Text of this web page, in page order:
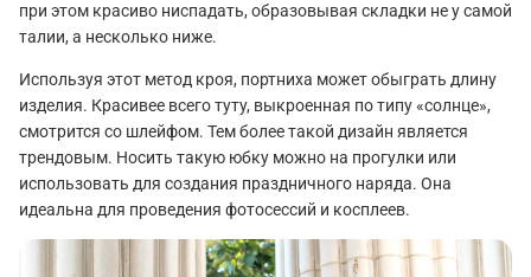
при этом красиво ниспадать, образовывая складки не у самой
талии, а несколько ниже.
Используя этот метод кроя, портниха может обыграть длину
изделия. Красивее всего туту, выкроенная по типу «солнце»,
смотрится со шлейфом. Тем более такой дизайн является
трендовым. Носить такую юбку можно на прогулки или
использовать для создания праздничного наряда. Она
идеальна для проведения фотосессий и косплеев.